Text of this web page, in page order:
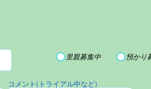
里親募集中 預かり
コメント(トライアル中など)